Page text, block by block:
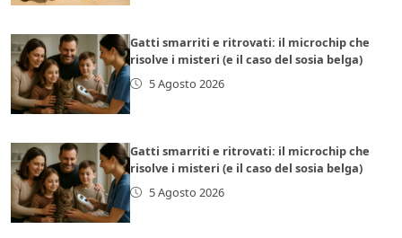
Gatti smarriti e ritrovati: il microchip che
risolve i misteri (e il caso del sosia belga)
5 Agosto 2026
Gatti smarriti e ritrovati: il microchip che
risolve i misteri (e il caso del sosia belga)
5 Agosto 2026